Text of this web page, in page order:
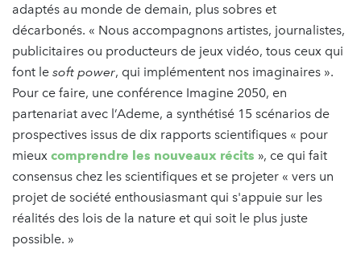
adaptés au monde de demain, plus sobres et
décarbonés. « Nous accompagnons artistes, journalistes,
publicitaires ou producteurs de jeux vidéo, tous ceux qui
font le soft power, qui implémentent nos imaginaires ».
Pour ce faire, une conférence Imagine 2050, en
partenariat avec l’Ademe, a synthétisé 15 scénarios de
prospectives issus de dix rapports scientifiques « pour
mieux comprendre les nouveaux récits », ce qui fait
consensus chez les scientifiques et se projeter « vers un
projet de société enthousiasmant qui s'appuie sur les
réalités des lois de la nature et qui soit le plus juste
possible. »